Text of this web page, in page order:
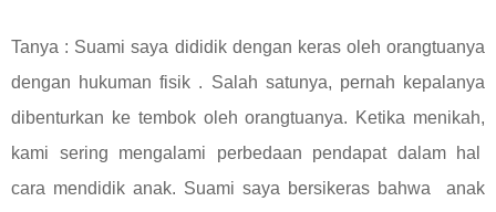
Tanya : Suami saya dididik dengan keras oleh orangtuanya
dengan hukuman fisik . Salah satunya, pernah kepalanya
dibenturkan ke tembok oleh orangtuanya. Ketika menikah,
kami sering mengalami perbedaan pendapat dalam hal
cara mendidik anak. Suami saya bersikeras bahwa
anak